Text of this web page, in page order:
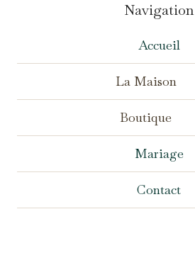
Navigation
Accueil
La Maison
Boutique
Mariage
Contact